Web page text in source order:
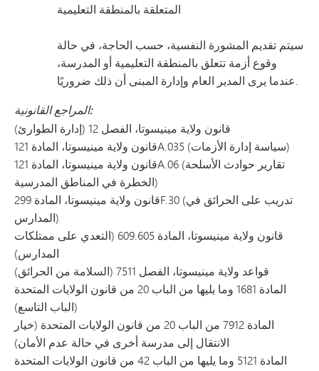
المتعلقة بالمنطقة التعليمية
سيتم تقديم المشورة النفسية، حسب الحاجة، في حالة
وقوع أزمة تتعلق بالمنطقة التعليمية أو المدرسة،
عندما يرى المدير العام وإدارة المبنى أن ذلك ضروريًا.
المراجع القانونية:
قانون ولاية مينيسوتا، الفصل 12 (إدارة الطوارئ)
قانون ولاية مينيسوتا، المادة 121A.035 (سياسة إدارة الأزمات)
قانون ولاية مينيسوتا، المادة 121A.06 (تقارير حوادث الأسلحة
الخطرة في المناطق المدرسية)
قانون ولاية مينيسوتا، المادة 299F.30 (تدريب على الحرائق في
المدارس)
قانون ولاية مينيسوتا، المادة 609.605 (التعدي على ممتلكات
المدارس)
قواعد ولاية مينيسوتا، الفصل 7511 (السلامة من الحرائق)
المادة 1681 وما يليها من الباب 20 من قانون الولايات المتحدة
(الباب التاسع)
المادة 7912 من الباب 20 من قانون الولايات المتحدة (خيار
الانتقال إلى مدرسة أخرى في حالة عدم الأمان)
المادة 5121 وما يليها من الباب 42 من قانون الولايات المتحدة